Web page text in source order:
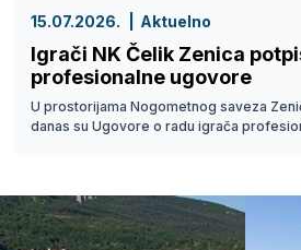
15.07.2026. Aktuelno
Igrači NK Čelik Zenica
profesionalne ugovore
U prostorijama Nogometnog saveza
danas su Ugovore o radu igrača